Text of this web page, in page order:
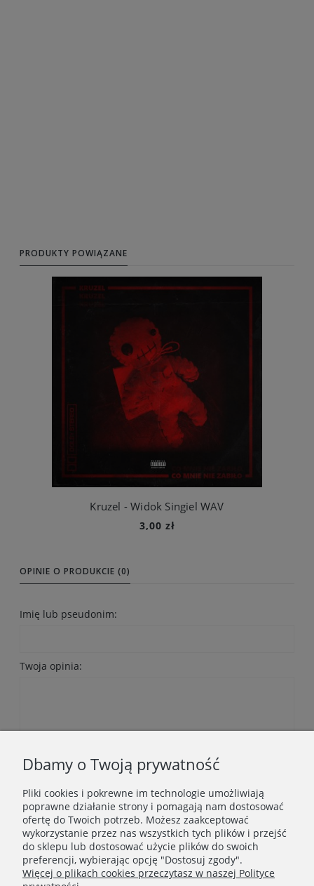
PRODUKTY POWIĄZANE
Kruzel - Widok Singiel WAV
3,00 zł
OPINIE O PRODUKCIE (0)
Imię lub pseudonim:
Twoja opinia:
Newsletter
Podaj swój adres e-mail, jeżeli chcesz otrzymywać
Dbamy o Twoją prywatność
Pliki cookies i pokrewne im technologie umożliwiają
poprawne działanie strony i pomagają nam dostosować
ofertę do Twoich potrzeb. Możesz zaakceptować
wykorzystanie przez nas wszystkich tych plików i przejść
do sklepu lub dostosować użycie plików do swoich
preferencji, wybierając opcję "Dostosuj zgody".
Więcej o plikach cookies przeczytasz w naszej Polityce